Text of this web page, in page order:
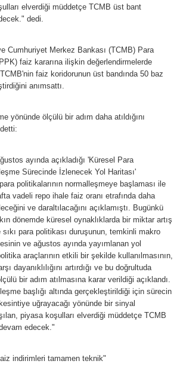
elverdiği müddetçe TCMB üst bant
dedi.
Cumhuriyet Merkez Bankası (TCMB) Para
faiz kararına ilişkin değerlendirmelerde
faiz koridorunun üst bandında 50 baz
anımsattı.
yönünde ölçülü bir adım daha atıldığını
ayında açıkladığı 'Küresel Para
Sürecinde İzlenecek Yol Haritası'
politikalarının normalleşmeye başlaması ile
vadeli repo ihale faiz oranı etrafında daha
ve daraltılacağını açıklamıştı. Bugünkü
dönemde küresel oynaklıklarda bir miktar artış
sıkı para politikası duruşunun, temkinli makro
ve ağustos ayında yayımlanan yol
araçlarının etkili bir şekilde kullanılmasının,
dayanıklılığını artırdığı ve bu doğrultuda
bir adım atılmasına karar verildiği açıklandı.
başlığı altında gerçekleştirildiği için sürecin
uğrayacağı yönünde bir sinyal
piyasa koşulları elverdiği müddetçe TCMB
edecek."
indirimleri tamamen teknik"